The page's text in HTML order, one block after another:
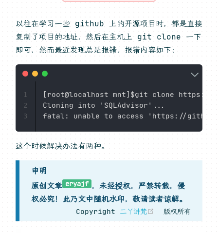
以往在学习一些 github 上的开源项目时，都是直接
复制了项目的地址，然后在主机上 git clone 一下
即可，然而最近发现总是报错，报错内容如下：
[root@localhost mnt]$git clone https://
Cloning into 'SQLAdvisor'...
1
2
3
这个时候解决办法有两种。
申明
原创文章 eryajf ，未经授权，严禁转载，侵
权必究！此乃文中随机水印，敬请读者谅解。
Copyright 二丫讲梵 (opens new
版权所有